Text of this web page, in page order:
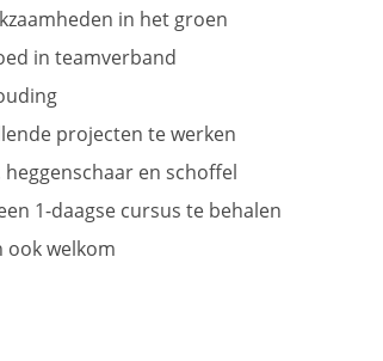
in het groen
in teamverband
projecten te werken
en schoffel
1-daagse cursus te behalen
welkom